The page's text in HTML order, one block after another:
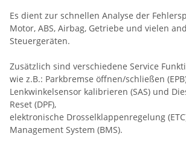
Es dient zur schnellen Analyse der
Motor, ABS, Airbag, Getriebe und vielen
Steuergeräten.
Zusätzlich sind verschiedene Service
wie z.B.: Parkbremse öffnen/schließen
Lenkwinkelsensor kalibrieren (SAS) und
Reset (DPF),
elektronische Drosselklappenregelung
Management System (BMS).